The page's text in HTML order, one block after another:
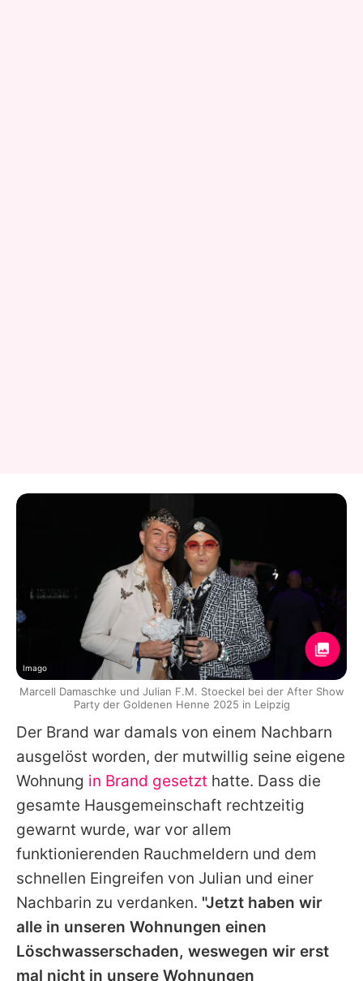
Der Brand war damals von einem Nachbarn
ausgelöst worden, der mutwillig seine eigene
Wohnung in Brand gesetzt hatte. Dass die
gesamte Hausgemeinschaft rechtzeitig
gewarnt wurde, war vor allem
funktionierenden Rauchmeldern und dem
schnellen Eingreifen von Julian und einer
Nachbarin zu verdanken. "Jetzt haben wir
alle in unseren Wohnungen einen
Löschwasserschaden, weswegen wir erst
mal nicht in unsere Wohnungen
Imago
Marcell Damaschke und Julian F.M. Stoeckel bei der After Show
Party der Goldenen Henne 2025 in Leipzig